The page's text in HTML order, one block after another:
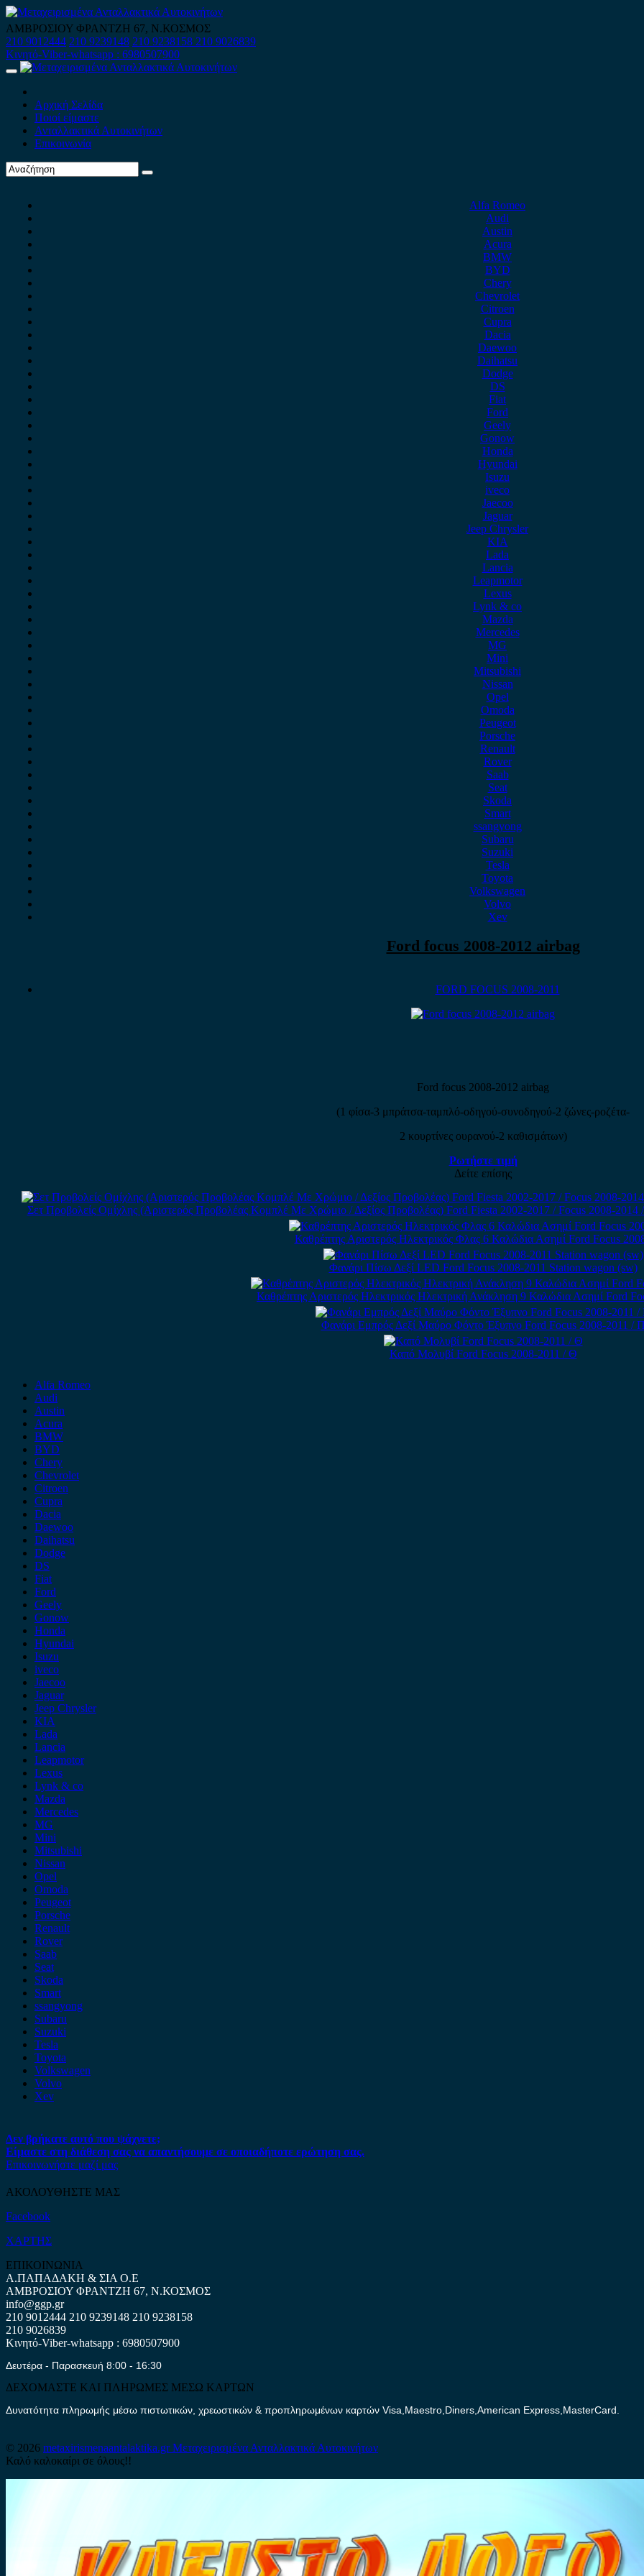
Skip
to
content
ΑΜΒΡΟΣΙΟΥ ΦΡΑΝΤΖΗ 67, Ν.ΚΟΣΜΟΣ
210 9012444 210 9239148 210 9238158 210 9026839
Κινητό-Viber-whatsapp : 6980507900
Primary
Αρχική Σελίδα
Ποιοί είμαστε
Ανταλλακτικά Αυτοκινήτων
Επικοινωνία
Alfa Romeo
Audi
Austin
Acura
BMW
BYD
Chery
Chevrolet
Citroen
Cupra
Dacia
Daewoo
Daihatsu
Dodge
DS
Fiat
Ford
Geely
Gonow
Honda
Hyundai
Isuzu
iveco
Jaecoo
Jaguar
Jeep Chrysler
KIA
Lada
Lancia
Leapmotor
Lexus
Lynk & co
Mazda
Mercedes
MG
Mini
Mitsubishi
Nissan
Opel
Omoda
Peugeot
Porsche
Renault
Rover
Saab
Seat
Skoda
Smart
ssangyong
Subaru
Suzuki
Tesla
Toyota
Volkswagen
Volvo
Xev
Ford focus 2008-2012 airbag
FORD FOCUS 2008-2011
Ford focus 2008-2012 airbag
(1 φίσα-3 μπράτσα-ταμπλό-οδηγού-συνοδηγού-2 ζώνες-ροζέτα-
2 κουρτίνες ουρανού-2 καθισμάτων)
Ρωτήστε τιμή
Δείτε επίσης
Σετ Προβολείς Ομίχλης (Αριστερός Προβολέας Κομπλέ Με Χρώμιο / Δεξίος Προβολέας) Ford Fiesta 2002-2017 / Focus 2008-
Καθρέπτης Αριστερός Ηλεκτρικός Φλας 6 Καλώδια Ασημί Ford Focus
Φανάρι Πίσω Δεξί LED Ford Focus 2008-2011 Station wagon (sw)
Καθρέπτης Αριστερός Ηλεκτρικός Ηλεκτρική Ανάκληση 9 Καλώδια Ασημί Ford
Φανάρι Εμπρός Δεξί Μαύρο Φόντο Έξυπνο Ford Focus 2008-2011 / Π
Καπό Μολυβί Ford Focus 2008-2011 / Θ
Alfa Romeo
Audi
Austin
Acura
BMW
BYD
Chery
Chevrolet
Citroen
Cupra
Dacia
Daewoo
Daihatsu
Dodge
DS
Fiat
Ford
Geely
Gonow
Honda
Hyundai
Isuzu
iveco
Jaecoo
Jaguar
Jeep Chrysler
KIA
Lada
Lancia
Leapmotor
Lexus
Lynk & co
Mazda
Mercedes
MG
Mini
Mitsubishi
Nissan
Opel
Omoda
Peugeot
Porsche
Renault
Rover
Saab
Seat
Skoda
Smart
ssangyong
Subaru
Suzuki
Tesla
Toyota
Volkswagen
Volvo
Xev
Δεν βρήκατε αυτό που ψάχνετε;
Είμαστε στη διάθεση σας να απαντήσουμε σε οποιαδήποτε ερώτηση σας.
Επικοινωνήστε μαζί μας
ΑΚΟΛΟΥΘΗΣΤΕ ΜΑΣ
Facebook
ΧΑΡΤΗΣ
ΕΠΙΚΟΙΝΩΝΙΑ
Α.ΠΑΠΑΔΑΚΗ & ΣΙΑ Ο.Ε
ΑΜΒΡΟΣΙΟΥ ΦΡΑΝΤΖΗ 67, Ν.ΚΟΣΜΟΣ
info@ggp.gr
210 9012444 210 9239148 210 9238158
210 9026839
Κινητό-Viber-whatsapp : 6980507900
Δευτέρα - Παρασκευή 8:00 - 16:30
ΔΕΧΟΜΑΣΤΕ ΚΑΙ ΠΛΗΡΩΜΕΣ ΜΕΣΩ ΚΑΡΤΩΝ
Δυνατότητα πληρωμής μέσω πιστωτικών, χρεωστικών & προπληρωμένων καρτών Visa,Maestro,Diners,American Express,MasterCard.
© 2026 metaxirismenaantalaktika.grΜεταχειρισμένα Ανταλλακτικά Αυτοκινήτων
Καλό καλοκαίρι σε όλους!!